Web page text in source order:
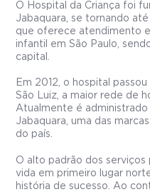
O Hospital da Criança foi
Jabaquara, se tornando
que oferece atendimento
infantil em São Paulo,
capital.
Em 2012, o hospital
São Luiz, a maior rede de
Atualmente é administrado
Jabaquara, uma das
do país.
O alto padrão dos
vida em primeiro lugar
história de sucesso. Ao